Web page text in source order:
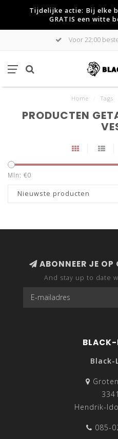
Tijdelijke actie: Bij elke
GRATIS een witte
Voor 22:00
Home Tags
PRODUCTEN
Min: €0
Nieuwste producten
ABONNEER JE OP
And stay up to date
BLACK-
Black-
Hendrik-
085-